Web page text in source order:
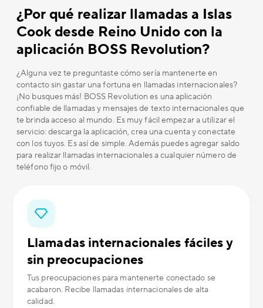
¿Por qué realizar llamadas a Islas
Cook desde Reino Unido con la
aplicación BOSS Revolution?
¿Alguna vez te preguntaste cómo sería mantenerte en
contacto sin gastar una fortuna en llamadas internacionales?
¡No busques más! BOSS Revolution es una aplicación
confiable de llamadas y mensajes de texto internacionales que
te brinda acceso al mundo. Es muy fácil empezar a utilizar el
servicio: descarga la aplicación, crea una cuenta y conectate
con los tuyos. Es así de simple. Además puedes agregar saldo
para realizar llamadas internacionales a cualquier número de
teléfono fijo o móvil.
Llamadas internacionales fáciles y
sin preocupaciones
Tus preocupaciones para mantenerte conectado se
acabaron. Recibe llamadas internacionales de alta
calidad.